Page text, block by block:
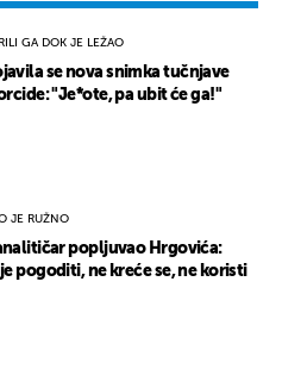
GA DOK JE LEŽAO
se nova snimka tučnjave
"Je*ote, pa ubit će ga!"
JE RUŽNO
popljuvao Hrgovića:
pogoditi, ne kreće se, ne koristi